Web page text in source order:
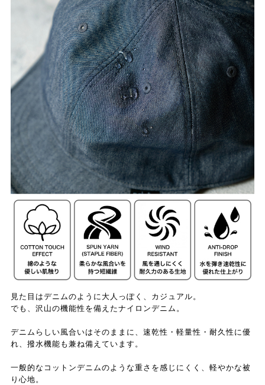
見た目はデニムのように大人っぽく、カジュアル。
でも、沢山の機能性を備えたナイロンデニム。
デニムらしい風合いはそのままに、速乾性・軽量性・耐久性に優
れ、撥水機能も兼ね備えています。
一般的なコットンデニムのような重さを感じにくく、軽やかな被
り心地。